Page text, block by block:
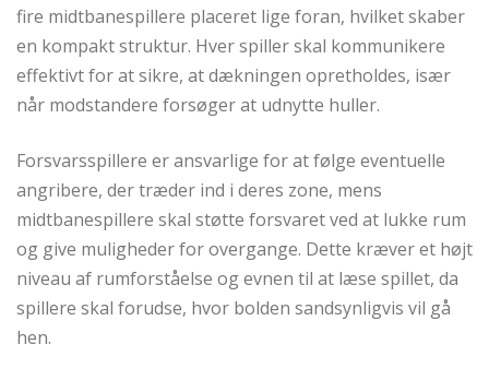
fire midtbanespillere placeret lige foran, hvilket skaber
en kompakt struktur. Hver spiller skal kommunikere
effektivt for at sikre, at dækningen opretholdes, især
når modstandere forsøger at udnytte huller.
Forsvarsspillere er ansvarlige for at følge eventuelle
angribere, der træder ind i deres zone, mens
midtbanespillere skal støtte forsvaret ved at lukke rum
og give muligheder for overgange. Dette kræver et højt
niveau af rumforståelse og evnen til at læse spillet, da
spillere skal forudse, hvor bolden sandsynligvis vil gå
hen.